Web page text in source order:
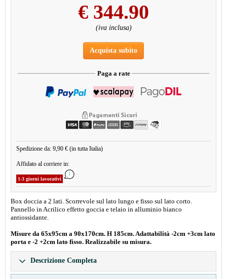
€ 344.90
(iva inclusa)
Acquista subito
Paga a rate
Spedizione da: 9,90 € (in tutta Italia)
Affidato al corriere in:
1-3 giorni lavorativi
Box doccia a 2 lati. Scorrevole sul lato lungo e fisso sul lato corto.
Pannello in Acrilico effetto goccia e telaio in alluminio bianco
antiossidante.
Misure da 65x95cm a 90x170cm. H 185cm. Adattabilità -2cm +3cm lato
porta e -2 +2cm lato fisso. Realizzabile su misura.
Descrizione Completa